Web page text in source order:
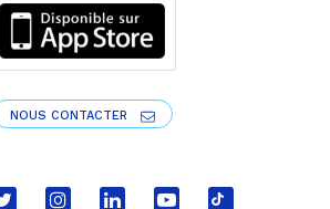
NOUS CONTACTER